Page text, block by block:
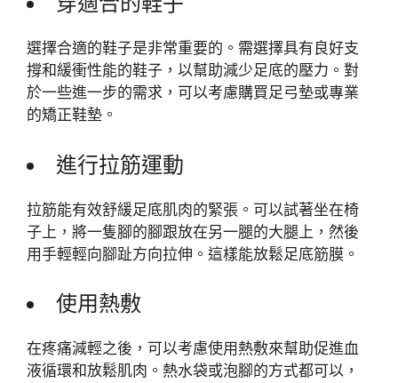
選擇合適的鞋子是非常重要的。需選擇具有良好支
撐和緩衝性能的鞋子，以幫助減少足底的壓力。對
於一些進一步的需求，可以考慮購買足弓墊或專業
的矯正鞋墊。
進行拉筋運動
拉筋能有效舒緩足底肌肉的緊張。可以試著坐在椅
子上，將一隻腳的腳跟放在另一腿的大腿上，然後
用手輕輕向腳趾方向拉伸。這樣能放鬆足底筋膜。
使用熱敷
在疼痛減輕之後，可以考慮使用熱敷來幫助促進血
液循環和放鬆肌肉。熱水袋或泡腳的方式都可以，